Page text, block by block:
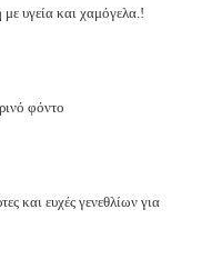
υγεία και χαμόγελα.!
φόντο
και ευχές γενεθλίων για